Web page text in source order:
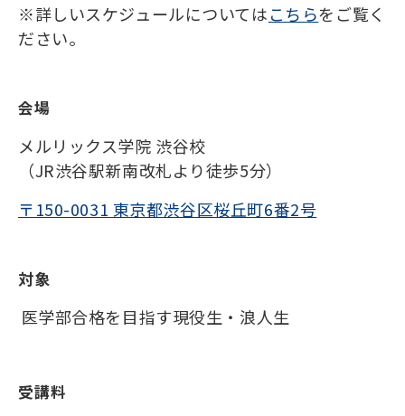
※詳しいスケジュールについてはこちらをご覧く
ださい。
会場
メルリックス学院 渋谷校
（JR渋谷駅新南改札より徒歩5分）
〒150-0031 東京都渋谷区桜丘町6番2号
対象
医学部合格を目指す現役生・浪人生
受講料